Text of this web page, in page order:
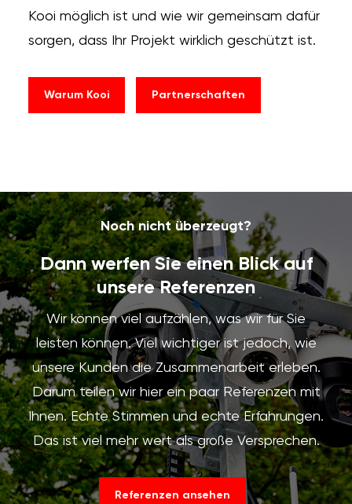
Kooi möglich ist und wie wir gemeinsam dafür
sorgen, dass Ihr Projekt wirklich geschützt ist.
Warum Kooi Partnerschaften
Noch nicht überzeugt?
Dann werfen Sie einen Blick auf
unsere Referenzen
Wir können viel aufzählen, was wir für Sie
leisten können. Viel wichtiger ist jedoch, wie
unsere Kunden die Zusammenarbeit erleben.
Darum teilen wir hier ein paar Referenzen mit
Ihnen.Echte Stimmen und echte Erfahrungen.
Das ist viel mehr wert als große Versprechen.
Referenzen ansehen